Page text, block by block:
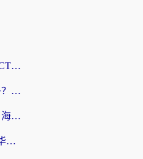
海外党亲测：在海外如何看CCTV？告别“仅限大陆播放”的实用指南
央视影音在海外可以看吗知乎？留学生亲测：3步解决地域限制+追剧自由
在国外怎么看咪咕视频软件？海外党亲测有效的回国加速方案
12123在国外能登录吗？海外华人必看的回国加速实用指南